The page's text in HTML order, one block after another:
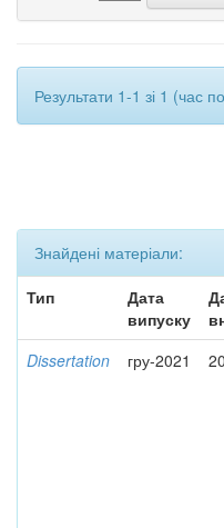
Результати 1-1 зі 1 (час
Знайдені матеріали:
Тип
Дата
випуску
Dissertation гру-2021